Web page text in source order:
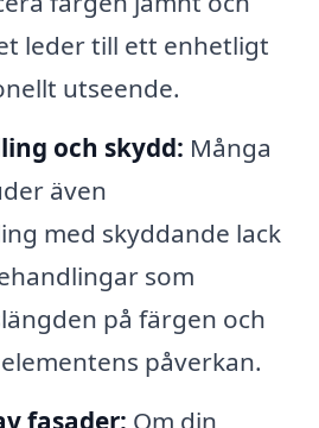
leder till ett enhetligt
utseende.
och skydd: Många
även
med skyddande lack
som
på färgen och
påverkan.
fasader: Om din